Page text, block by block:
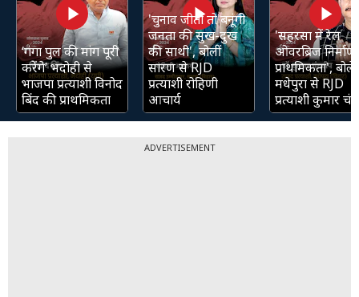
‘गंगा पुल की मांग पूरी
करेंगे’ भदोही से
भाजपा प्रत्याशी विनोद
बिंद की प्राथमिकता
'चुनाव जीती तो बनूंगी
जनता की सुख-दुख
की साथी', बोलीं
सारण से RJD
प्रत्याशी रोहिणी
आचार्य
'सहरसा में रेल
ओवरब्रिज निर्माण
प्राथमिकता', बोले
मधेपुरा से RJD
प्रत्याशी कुमार
ADVERTISEMENT